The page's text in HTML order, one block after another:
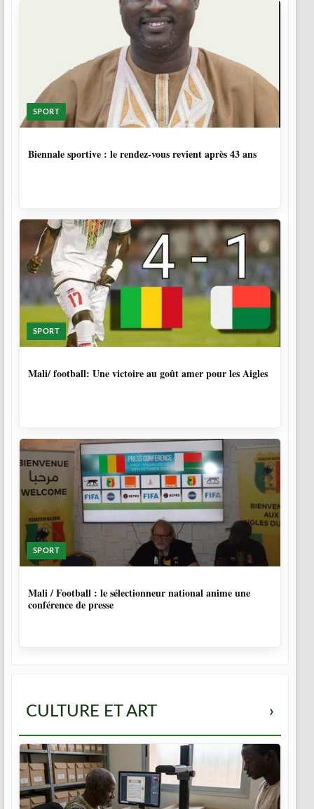
SPORT
Biennale sportive : le rendez-vous revient après 43 ans
SPORT
Mali/ football: Une victoire au goût amer pour les Aigles
SPORT
Mali / Football : le sélectionneur national anime une
conférence de presse
CULTURE ET ART ›